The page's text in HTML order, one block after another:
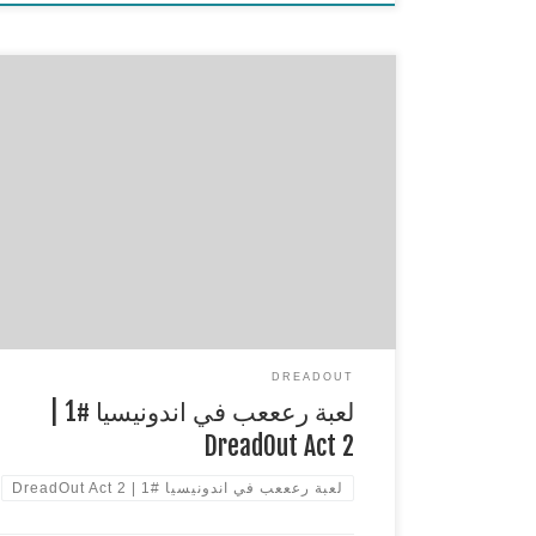
DREADOUT
DreadOut Act 2
لعبة رعععب في اندونيسيا #1 | DreadOut Act 2